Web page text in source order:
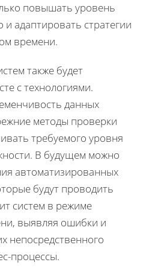
повышать уровень
адаптировать стратегии
времени.
также будет
с технологиями.
данных
методы проверки
требуемого уровня
В будущем можно
автоматизированных
будут проводить
систем в режиме
выявляя ошибки и
непосредственного
процессы.